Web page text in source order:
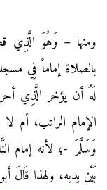
ومنها – وَهُوَ الَّذِي
بالصلاة إماماً فِي
لَهُ أن يؤخر الَّذِي
الإمام الراتب،
وَسَلَّمَ -؛ لأنه إمام
بَيْن يديه، ولهذا قَالَ